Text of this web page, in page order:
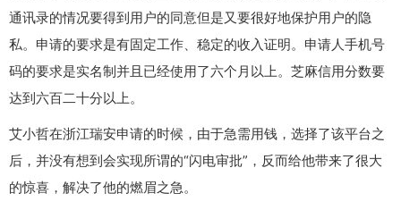
通讯录的情况要得到用户的同意但是又要很好地保护用户的隐
私。申请的要求是有固定工作、稳定的收入证明。申请人手机号
码的要求是实名制并且已经使用了六个月以上。芝麻信用分数要
达到六百二十分以上。
艾小哲在浙江瑞安申请的时候，由于急需用钱，选择了该平台之
后，并没有想到会实现所谓的“闪电审批”，反而给他带来了很大
的惊喜，解决了他的燃眉之急。